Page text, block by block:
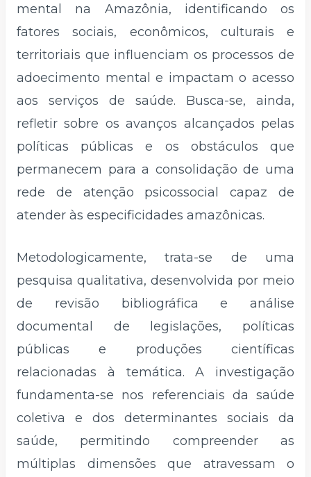
mental na Amazônia, identificando os
fatores sociais, econômicos, culturais e
territoriais que influenciam os processos de
adoecimento mental e impactam o acesso
aos serviços de saúde. Busca-se, ainda,
refletir sobre os avanços alcançados pelas
políticas públicas e os obstáculos que
permanecem para a consolidação de uma
rede de atenção psicossocial capaz de
atender às especificidades amazônicas.
Metodologicamente, trata-se de uma
pesquisa qualitativa, desenvolvida por meio
de revisão bibliográfica e análise
documental de legislações, políticas
públicas e produções científicas
relacionadas à temática. A investigação
fundamenta-se nos referenciais da saúde
coletiva e dos determinantes sociais da
saúde, permitindo compreender as
múltiplas dimensões que atravessam o